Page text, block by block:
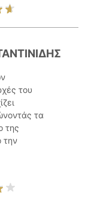
του
τα
της
την